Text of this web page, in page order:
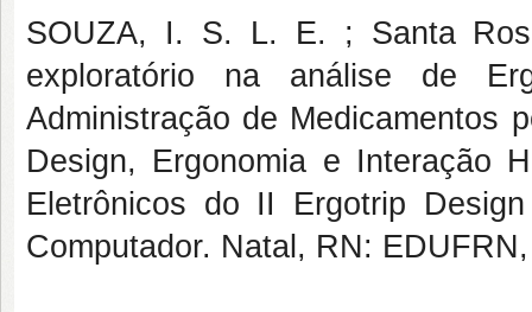
SOUZA, I. S. L. E. ; Santa
exploratório na análise de
Administração de Medicamentos
Design, Ergonomia e Interação
Eletrônicos do II Ergotrip
Computador. Natal, RN: